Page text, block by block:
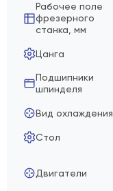
Рабочее поле
фрезерного
станка, мм
Цанга
Подшипники
шпинделя
Вид охлаждения
Стол
Двигатели